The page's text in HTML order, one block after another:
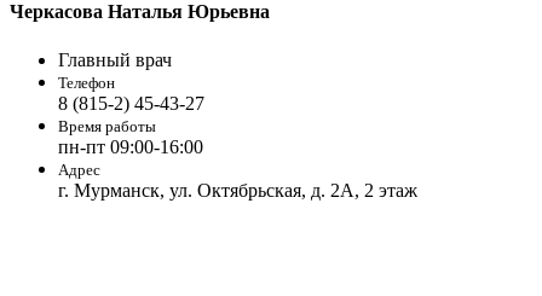
Черкасова Наталья Юрьевна
Главный врач
Телефон
8 (815-2) 45-43-27
Время работы
пн-пт 09:00-16:00
Адрес
г. Мурманск, ул. Октябрьская, д. 2А, 2 этаж